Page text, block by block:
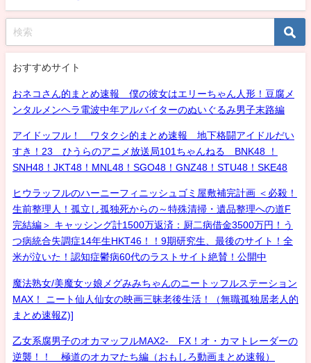
おすすめサイト
おネコさん的まとめ速報 僕の彼女はエリーちゃん人形！豆腐メ
ンタルメンヘラ電波中年アルバイターのぬいぐるみ男子末路編
アイドッフル！ ワタクシ的まとめ速報 地下格闘アイドルだい
すき！23 ひうらのアニメ放送局101ちゃんねる BNK48 ！
SNH48！JKT48！MNL48！SGO48！GNZ48！STU48！SKE48
ヒウラッフルのハーニーフィニッシュゴミ屋敷補完計画 ＜必殺！
生前整理人！孤立し孤独死からの～特殊清掃・遺品整理への道F
完結編＞ キャッシング計1500万返済：厨二病借金3500万円！う
つ病統合失調症14年生HKT46！！9期研究生、最後のサイト！全
米が泣いた！認知症鬱病60代のラストサイト絶賛！公開中
魔法熟女/美魔女ッ娘メグみみちゃんのニートッフルステーション
MAX！ ニート仙人仙女の映画三昧老後生活！（無職孤独居老人的
まとめ速報Z)]
乙女系腐男子のオカマッフルMAX2- FX！オ・カマトレーダーの
逆襲！！ 極道のオカマたち編（おもしろ動画まとめ速報）